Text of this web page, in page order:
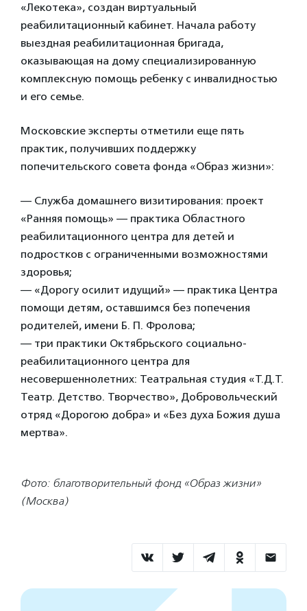
«Лекотека», создан виртуальный
реабилитационный кабинет. Начала работу
выездная реабилитационная бригада,
оказывающая на дому специализированную
комплексную помощь ребенку с инвалидностью
и его семье.
Московские эксперты отметили еще пять
практик, получивших поддержку
попечительского совета фонда «Образ жизни»:
— Служба домашнего визитирования: проект
«Ранняя помощь» — практика Областного
реабилитационного центра для детей и
подростков с ограниченными возможностями
здоровья;
— «Дорогу осилит идущий» — практика Центра
помощи детям, оставшимся без попечения
родителей, имени Б. П. Фролова;
— три практики Октябрьского социально-
реабилитационного центра для
несовершеннолетних: Театральная студия «Т.Д.Т.
Театр. Детство. Творчество», Добровольческий
отряд «Дорогою добра» и «Без духа Божия душа
мертва».
Фото: благотворительный фонд «Образ жизни»
(Москва)